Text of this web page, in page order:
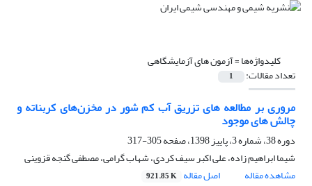
کلیدواژه‌ها =آزمون های آزمایشگاهی
تعداد مقالات: 1
مروری بر مطالعه های تزریق آب کم شور در مخزن‌های کربناته و
چالش های موجود
دوره 38، شماره 3، پاییز 1398، صفحه
305-317
شیما ابراهیم زاده، علی اکبر سیف کردی، شهاب گرامی، مصطفی گنجه قزوینی
مشاهده مقاله
اصل مقاله 921.85 K